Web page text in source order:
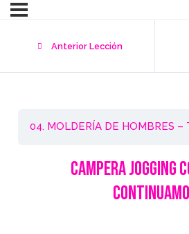
Anterior Lección
Campera Jogging